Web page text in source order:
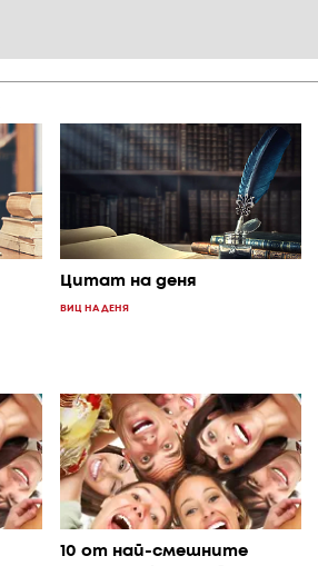
Цитат на деня
ВИЦ НА ДЕНЯ
10 от най-смешните